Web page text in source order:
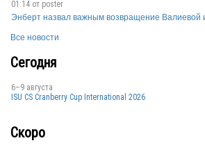
TUR
01:14 от poster
Энберт назвал важным возвращение Валиевой
Все новости
Сегодня
6–9 августа
ISU CS Cranberry Cup International 2026
Скоро